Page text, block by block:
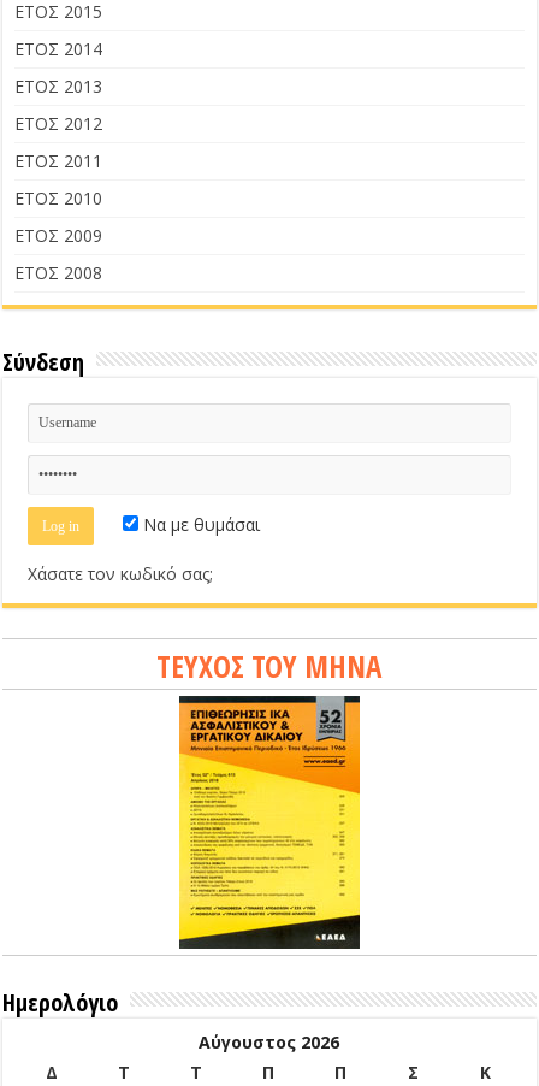
ΕΤΟΣ 2015
ΕΤΟΣ 2014
ΕΤΟΣ 2013
ΕΤΟΣ 2012
ΕΤΟΣ 2011
ΕΤΟΣ 2010
ΕΤΟΣ 2009
ΕΤΟΣ 2008
Σύνδεση
Να με θυμάσαι
Χάσατε τον κωδικό σας;
ΤΕΥΧΟΣ ΤΟΥ ΜΗΝΑ
Ημερολόγιο
Αύγουστος 2026
Δ
Τ Τ Π Π Σ
Κ